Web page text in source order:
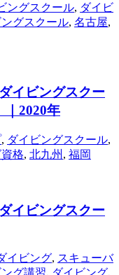
ングスクール, ダイビ
グスクール, 名古屋,
イビングスクー
｜2020年
, ダイビングスクール,
格, 北九州 , 福岡
イビングスクー
イビング, スキューバ
グ講習, ダイビング,